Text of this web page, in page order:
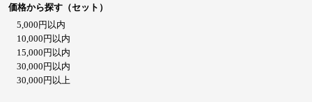
価格から探す（セット）
5,000円以内
10,000円以内
15,000円以内
30,000円以内
30,000円以上